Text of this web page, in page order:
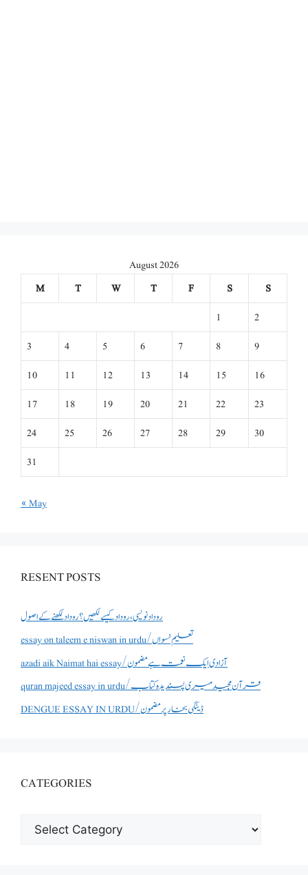
August 2026
M
T W T F S
S
1
2
3
4 5 6 7 8
9
10
11 12 13 14 15
16
17
18 19 20 21 22
23
24
25 26 27 28 29
30
31
« May
RESENT POSTS
روداد نویسی ،روداد کیسے لکھیں؟ روداد لکھنے کے اصول
essay on taleem e niswan in urdu/تعلیم نسواں
azadi aik Naimat hai essay/آزادی ایک نعمت ہے مضمون
quran majeed essay in urdu/قرآن مجید میری پسندیدہ کتاب
DENGUE ESSAY IN URDU/ڈینگی بخار پر مضمون
CATEGORIES
CATEGORIES